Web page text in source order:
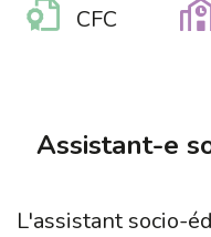
CFC
Assistant-e
L'assistant socio-